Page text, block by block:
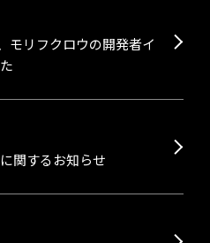
モリフクロウの開発者イ
関するお知らせ